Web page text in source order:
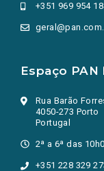
+351 969 954
Espaço PAN
Rua Barão
4050-273 Porto
Portugal
2ª a 6ª das
+351 228 329